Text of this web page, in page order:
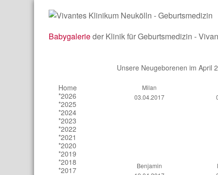
Babygalerieder Klinik für Geburtsmedizin -
Home
*2026
*2025
*2024
*2023
*2022
*2021
*2020
*2019
*2018
*2017
Unsere Neugeborenen im April
Milan
03.04.2017
Benjamin